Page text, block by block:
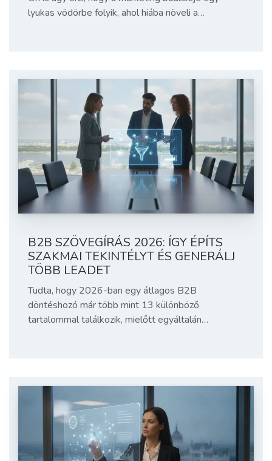
lyukas vödörbe folyik, ahol hiába növeli a…
B2B SZÖVEGÍRÁS 2026: ÍGY ÉPÍTS
SZAKMAI TEKINTÉLYT ÉS GENERÁLJ
TÖBB LEADET
Tudta, hogy 2026-ban egy átlagos B2B
döntéshozó már több mint 13 különböző
tartalommal találkozik, mielőtt egyáltalán…